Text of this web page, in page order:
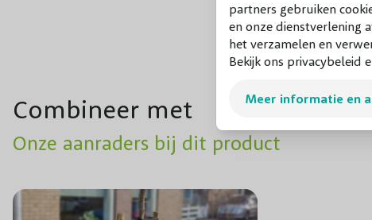
partners gebruiken
en onze dienstverlening
het verzamelen en
Bekijk ons privacybeleid
Meer informatie en
Combineer met
Onze aanraders bij dit product